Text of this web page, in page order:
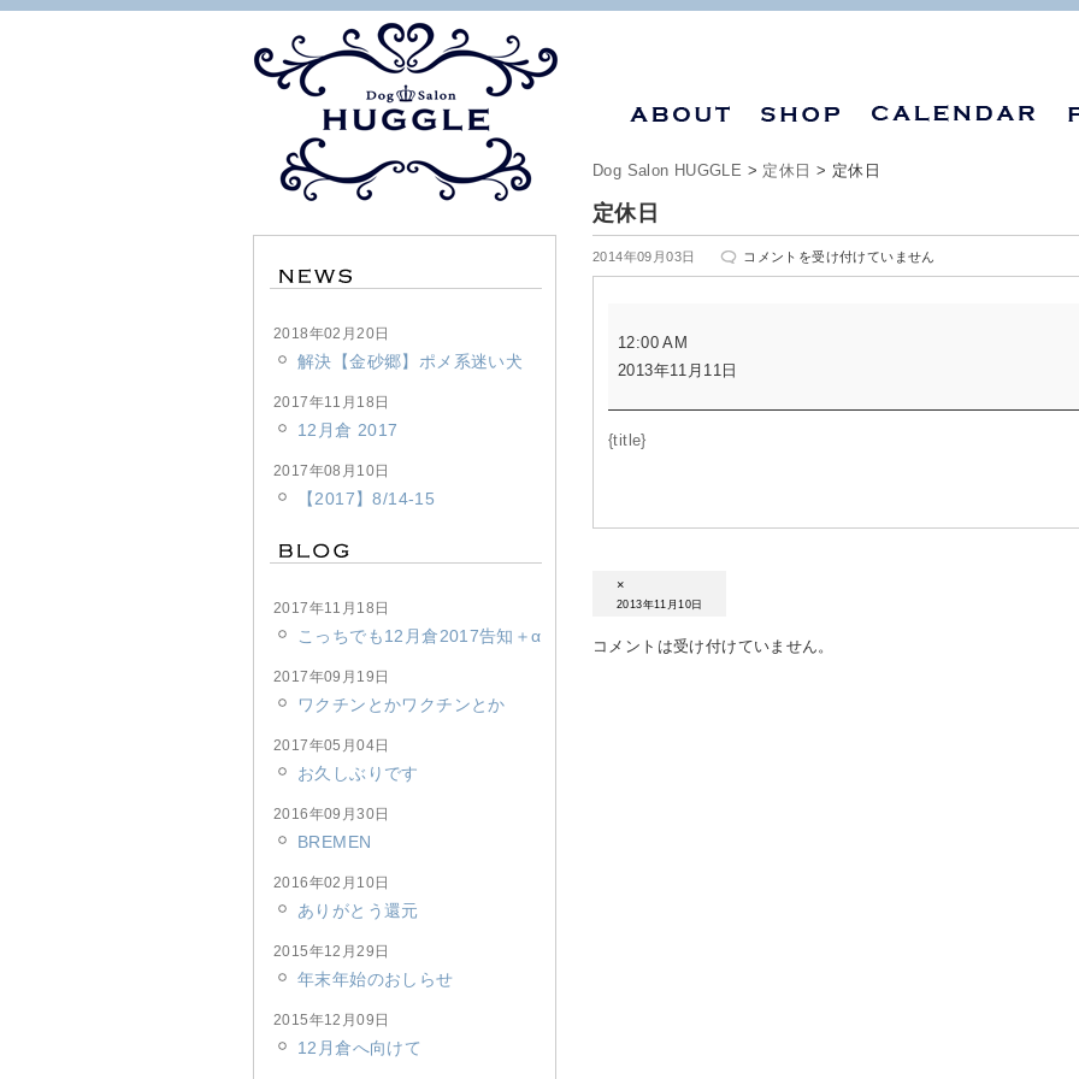
Dog Salon HUGGLE > 定休日 > 定休日
定休日
2014年09月03日
定
休
コメントを受け付けていません
休
日
12:00 AM
2013年11月11日
{title}
×
2013年11月10日
コメントは受け付けていません。
2018年02月20日
解決【金砂郷】ポメ系迷い犬
2017年11月18日
12月倉 2017
2017年08月10日
【2017】8/14-15
2017年11月18日
こっちでも12月倉2017告知＋α
2017年09月19日
ワクチンとかワクチンとか
2017年05月04日
お久しぶりです
2016年09月30日
BREMEN
2016年02月10日
ありがとう還元
2015年12月29日
年末年始のおしらせ
2015年12月09日
12月倉へ向けて